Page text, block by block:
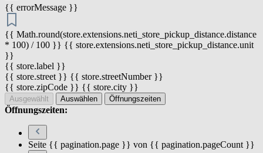
{{ errorMessage }}
{{ Math.round(store.extensions.neti_store_pickup_distance.distance
* 100) / 100 }} {{ store.extensions.neti_store_pickup_distance.unit
}}
{{ store.label }}
{{ store.street }} {{ store.streetNumber }}
{{ store.zipCode }} {{ store.city }}
Ausgewählt Auswählen Öffnungszeiten
Öffnungszeiten:
Seite {{ pagination.page }} von {{ pagination.pageCount }}